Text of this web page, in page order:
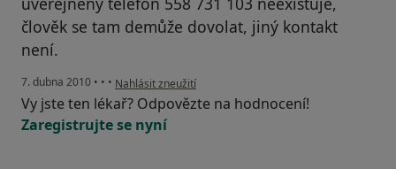
člověk se tam demůže dovolat, jiný kontakt
není.
7. dubna 2010 • • • podle názoru uživatele Váš účet byl odstraněn
Nahlásit zneužití
Vy jste ten lékař? Odpovězte na hodnocení!
Zaregistrujte se nyní